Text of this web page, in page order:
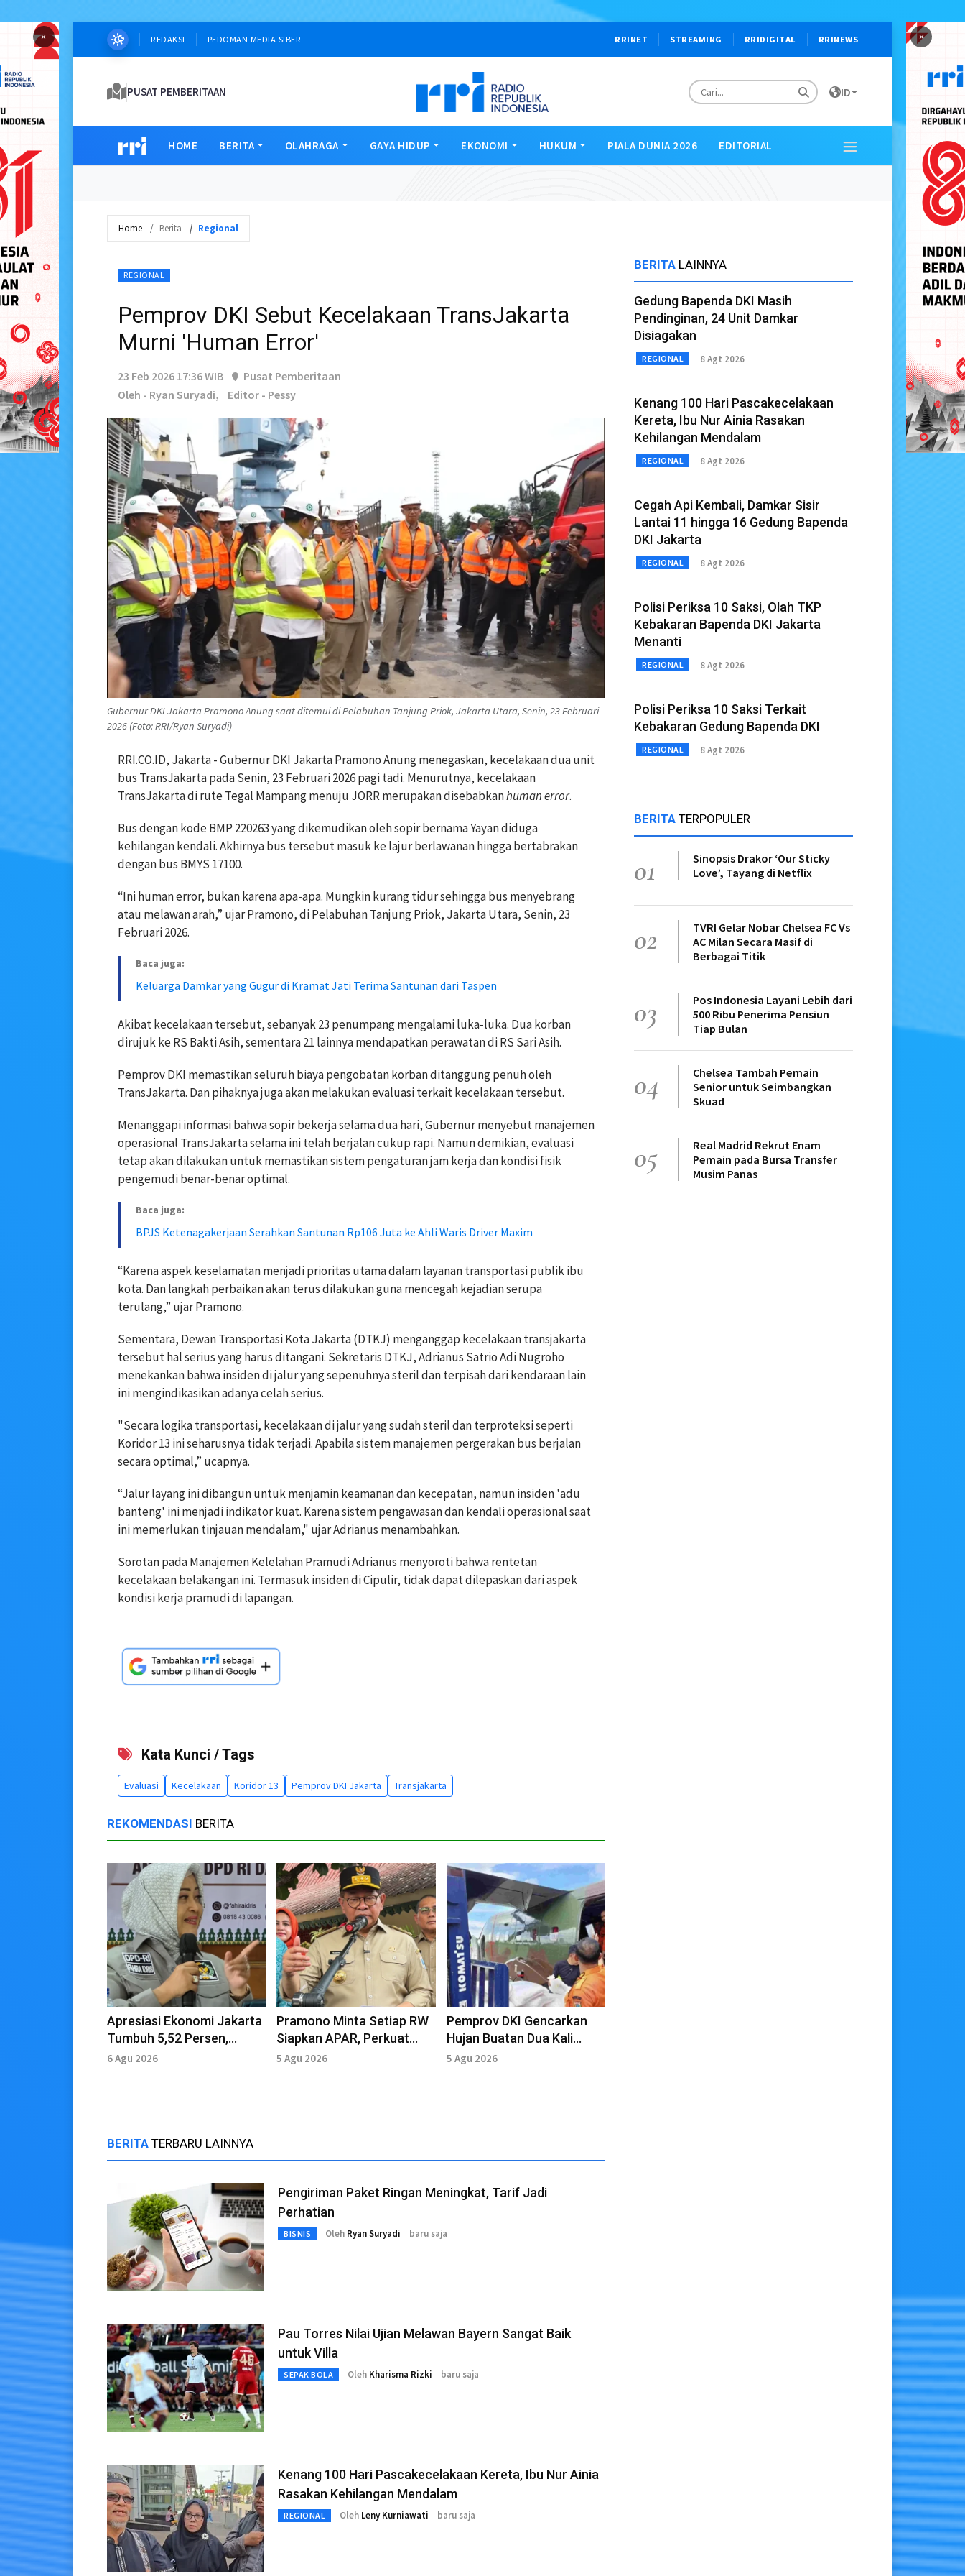
× ×
REDAKSI PEDOMAN MEDIA SIBER RRINET STREAMING RRIDIGITAL RRINEWS
PUSAT PEMBERITAAN ID
HOME BERITA OLAHRAGA GAYA HIDUP EKONOMI HUKUM PIALA DUNIA 2026 EDITORIAL
Home Berita Regional
REGIONAL
Pemprov DKI Sebut Kecelakaan TransJakarta
Murni 'Human Error'
23 Feb 2026 17:36 WIB
Pusat Pemberitaan
Oleh - Ryan Suryadi,
Editor - Pessy
Gubernur DKI Jakarta Pramono Anung saat ditemui di Pelabuhan Tanjung Priok, Jakarta Utara, Senin, 23 Februari
2026 (Foto: RRI/Ryan Suryadi)
RRI.CO.ID, Jakarta - Gubernur DKI Jakarta Pramono Anung menegaskan, kecelakaan dua unit
bus TransJakarta pada Senin, 23 Februari 2026 pagi tadi. Menurutnya, kecelakaan
TransJakarta di rute Tegal Mampang menuju JORR merupakan disebabkanhuman error.
Bus dengan kode BMP 220263 yang dikemudikan oleh sopir bernama Yayan diduga
kehilangan kendali. Akhirnya bus tersebut masuk ke lajur berlawanan hingga bertabrakan
dengan bus BMYS 17100.
“Ini human error, bukan karena apa-apa. Mungkin kurang tidur sehingga bus menyebrang
atau melawan arah,” ujar Pramono, di Pelabuhan Tanjung Priok, Jakarta Utara, Senin, 23
Februari 2026.
Baca juga:
Keluarga Damkar yang Gugur di Kramat Jati Terima Santunan dari Taspen
Akibat kecelakaan tersebut, sebanyak 23 penumpang mengalami luka-luka. Dua korban
dirujuk ke RS Bakti Asih, sementara 21 lainnya mendapatkan perawatan di RS Sari Asih.
Pemprov DKI memastikan seluruh biaya pengobatan korban ditanggung penuh oleh
TransJakarta. Dan pihaknya juga akan melakukan evaluasi terkait kecelakaan tersebut.
Menanggapi informasi bahwa sopir bekerja selama dua hari, Gubernur menyebut manajemen
operasional TransJakarta selama ini telah berjalan cukup rapi. Namun demikian, evaluasi
tetap akan dilakukan untuk memastikan sistem pengaturan jam kerja dan kondisi fisik
pengemudi benar-benar optimal.
Baca juga:
BPJS Ketenagakerjaan Serahkan Santunan Rp106 Juta ke Ahli Waris Driver Maxim
“Karena aspek keselamatan menjadi prioritas utama dalam layanan transportasi publik ibu
kota. Dan langkah perbaikan akan terus dilakukan guna mencegah kejadian serupa
terulang,” ujar Pramono.
Sementara, Dewan Transportasi Kota Jakarta (DTKJ) menganggap kecelakaan transjakarta
tersebut hal serius yang harus ditangani. Sekretaris DTKJ, Adrianus Satrio Adi Nugroho
menekankan bahwa insiden di jalur yang sepenuhnya steril dan terpisah dari kendaraan lain
ini mengindikasikan adanya celah serius.
"Secara logika transportasi, kecelakaan di jalur yang sudah steril dan terproteksi seperti
Koridor 13 ini seharusnya tidak terjadi. Apabila sistem manajemen pergerakan bus berjalan
secara optimal,” ucapnya.
“Jalur layang ini dibangun untuk menjamin keamanan dan kecepatan, namun insiden 'adu
banteng' ini menjadi indikator kuat. Karena sistem pengawasan dan kendali operasional saat
ini memerlukan tinjauan mendalam," ujar Adrianus menambahkan.
Sorotan pada Manajemen Kelelahan Pramudi Adrianus menyoroti bahwa rentetan
kecelakaan belakangan ini. Termasuk insiden di Cipulir, tidak dapat dilepaskan dari aspek
kondisi kerja pramudi di lapangan.
Kata Kunci / Tags
Evaluasi Kecelakaan Koridor 13 Pemprov DKI Jakarta Transjakarta
REKOMENDASI BERITA
Apresiasi Ekonomi Jakarta
Tumbuh 5,52 Persen,
Fahira Sampaikan 5
6 Agu 2026
Pramono Minta Setiap RW
Siapkan APAR, Perkuat
Mitigasi Hadapi Musim
5 Agu 2026
Pemprov DKI Gencarkan
Hujan Buatan Dua Kali
Sepekan Hadapi Puncak El
5 Agu 2026
BERITA TERBARU LAINNYA
Pengiriman Paket Ringan Meningkat, Tarif Jadi
Perhatian
BISNIS Oleh Ryan Suryadi baru saja
Pau Torres Nilai Ujian Melawan Bayern Sangat Baik
untuk Villa
SEPAK BOLA Oleh Kharisma Rizki baru saja
Kenang 100 Hari Pascakecelakaan Kereta, Ibu Nur Ainia
Rasakan Kehilangan Mendalam
REGIONAL Oleh Leny Kurniawati baru saja
BERITA LAINNYA
Gedung Bapenda DKI Masih
Pendinginan, 24 Unit Damkar
Disiagakan
REGIONAL 8 Agt 2026
Kenang 100 Hari Pascakecelakaan
Kereta, Ibu Nur Ainia Rasakan
Kehilangan Mendalam
REGIONAL 8 Agt 2026
Cegah Api Kembali, Damkar Sisir
Lantai 11 hingga 16 Gedung Bapenda
DKI Jakarta
REGIONAL 8 Agt 2026
Polisi Periksa 10 Saksi, Olah TKP
Kebakaran Bapenda DKI Jakarta
Menanti
REGIONAL 8 Agt 2026
Polisi Periksa 10 Saksi Terkait
Kebakaran Gedung Bapenda DKI
REGIONAL 8 Agt 2026
BERITA TERPOPULER
01
Sinopsis Drakor ‘Our Sticky
Love’, Tayang di Netflix
02
TVRI Gelar Nobar Chelsea FC Vs
AC Milan Secara Masif di
Berbagai Titik
03
Pos Indonesia Layani Lebih dari
500 Ribu Penerima Pensiun
Tiap Bulan
04
Chelsea Tambah Pemain
Senior untuk Seimbangkan
Skuad
05
Real Madrid Rekrut Enam
Pemain pada Bursa Transfer
Musim Panas